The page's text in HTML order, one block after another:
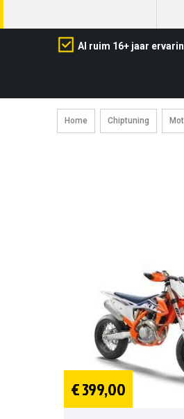
Al ruim 16+ jaar
Home Chiptuning
€ 399,00